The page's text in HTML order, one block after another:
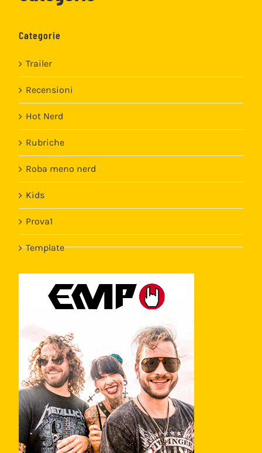
Categorie
Trailer
Recensioni
Hot Nerd
Rubriche
Roba meno nerd
Kids
Prova1
Template